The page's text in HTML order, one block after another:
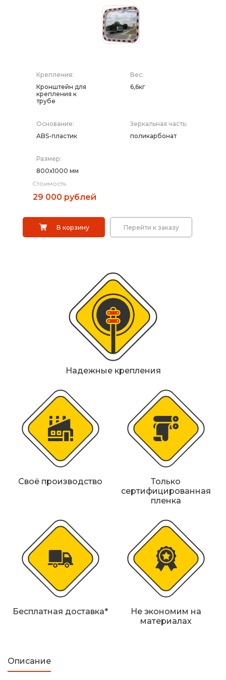
Дорожные системы световой индикации
Водоналивные барьеры, буферы, конусы
Дорожные световозвращатели (катафоты)
Ограждение солдатик.
Вехи, делиниаторы
Искусственная дорожная неровность (ИДН),
Металлические колесоотбойники
Светодиодные светофоры T7
Мобильные сигнальные строительные
ограждения
Материалы для дорожной разметки
Знаки магистральных газопроводов
Дорожное оборудование
Железнодорожные путевые знаки
Прочее
Крепления:
Кронштейн для
крепления к
трубе
Вес:
6,6кг
Основание:
ABS-пластик
Зеркальная часть:
поликарбонат
Размер:
800х1000 мм
Стоимость
29 000 рублей
В корзину Перейти к заказу
Своё производство
Только
сертифицированная
пленка
Надежные крепления
Бесплатная доставка*
Не экономим на
материалах
Описание